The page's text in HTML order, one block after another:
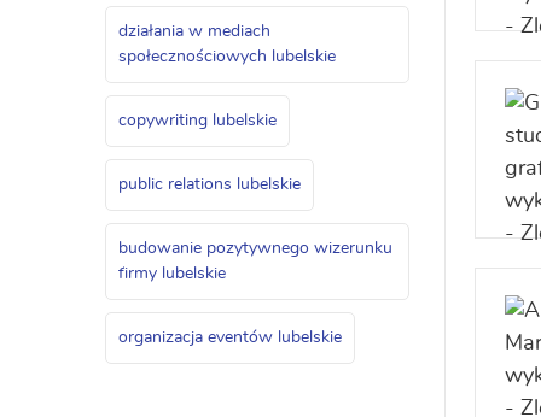
działania w mediach
społecznościowych lubelskie
copywriting lubelskie
public relations lubelskie
budowanie pozytywnego wizerunku
firmy lubelskie
organizacja eventów lubelskie